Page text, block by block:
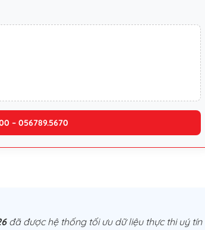
– 056789.5670
đã được hệ thống tối ưu dữ liệu thực thi uý tín